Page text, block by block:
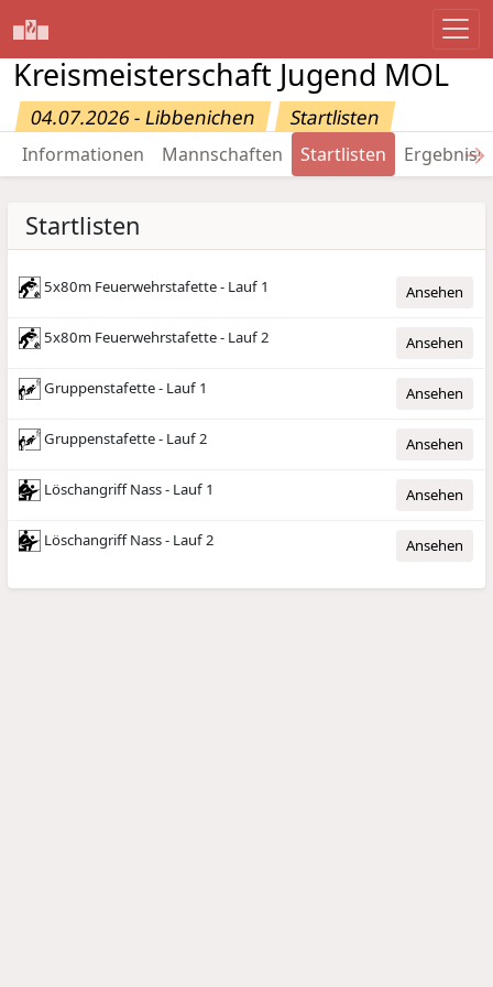
Kreismeisterschaft Jugend MOL
04.07.2026 - Libbenichen Startlisten
Informationen Mannschaften Startlisten →
Startlisten
5x80m Feuerwehrstafette - Lauf 1 Ansehen
5x80m Feuerwehrstafette - Lauf 2 Ansehen
Gruppenstafette - Lauf 1 Ansehen
Gruppenstafette - Lauf 2 Ansehen
Löschangriff Nass - Lauf 1 Ansehen
Löschangriff Nass - Lauf 2 Ansehen